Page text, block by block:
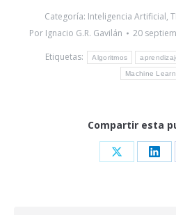
Categoría: Inteligencia Artificial,
Por Ignacio G.R. Gavilán 20
Etiquetas:
Algoritmos
Machine
Compartir esta
Share